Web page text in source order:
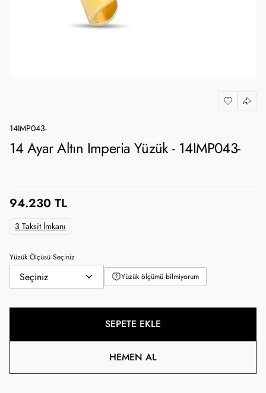
14IMP043-
14 Ayar Altın Imperia Yüzük - 14IMP043-
94.230 TL
3 Taksit İmkanı
Yüzük Ölçüsü Seçiniz
Yüzük ölçümü bilmiyorum
SEPETE EKLE
HEMEN AL